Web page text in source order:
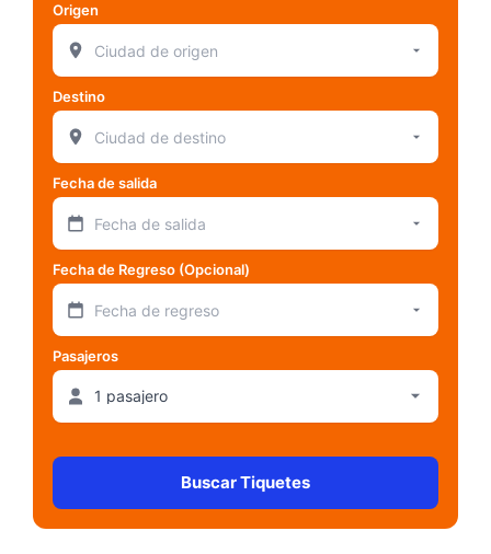
Origen
Destino
Fecha de salida
Fecha de salida
Fecha de Regreso (Opcional)
Fecha de regreso
Pasajeros
Buscar Tiquetes